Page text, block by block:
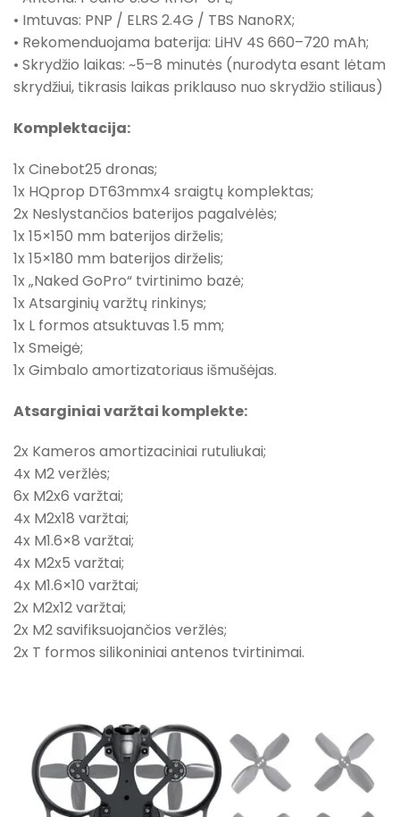
• Imtuvas: PNP / ELRS 2.4G / TBS NanoRX;
• Rekomenduojama baterija: LiHV 4S 660–720 mAh;
• Skrydžio laikas: ~5–8 minutės (nurodyta esant lėtam
skrydžiui, tikrasis laikas priklauso nuo skrydžio stiliaus)
Komplektacija:
1x Cinebot25 dronas;
1x HQprop DT63mmx4 sraigtų komplektas;
2x Neslystančios baterijos pagalvėlės;
1x 15×150 mm baterijos dirželis;
1x 15×180 mm baterijos dirželis;
1x „Naked GoPro“ tvirtinimo bazė;
1x Atsarginių varžtų rinkinys;
1x L formos atsuktuvas 1.5 mm;
1x Smeigė;
1x Gimbalo amortizatoriaus išmušėjas.
Atsarginiai varžtai komplekte:
2x Kameros amortizaciniai rutuliukai;
4x M2 veržlės;
6x M2x6 varžtai;
4x M2x18 varžtai;
4x M1.6×8 varžtai;
4x M2x5 varžtai;
4x M1.6×10 varžtai;
2x M2x12 varžtai;
2x M2 savifiksuojančios veržlės;
2x T formos silikoniniai antenos tvirtinimai.